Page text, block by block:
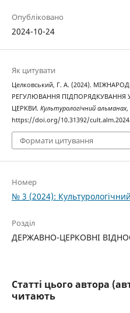
Опубліковано
2024-10-24
Як цитувати
Целковський, Г. А. (2024).
РЕГУЛЮВАННЯ ПІДПОРЯДКУВАННЯ
ЦЕРКВИ. Культурологічний альманах,
https://doi.org/10.31392/
Формати цитування
Номер
№ 3 (2024):
Розділ
ДЕРЖАВНО-ЦЕРКОВНІ
Статті цього автора
читають